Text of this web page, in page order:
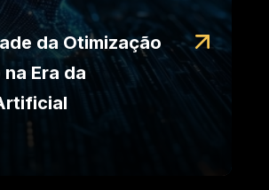
da Otimização
Era da